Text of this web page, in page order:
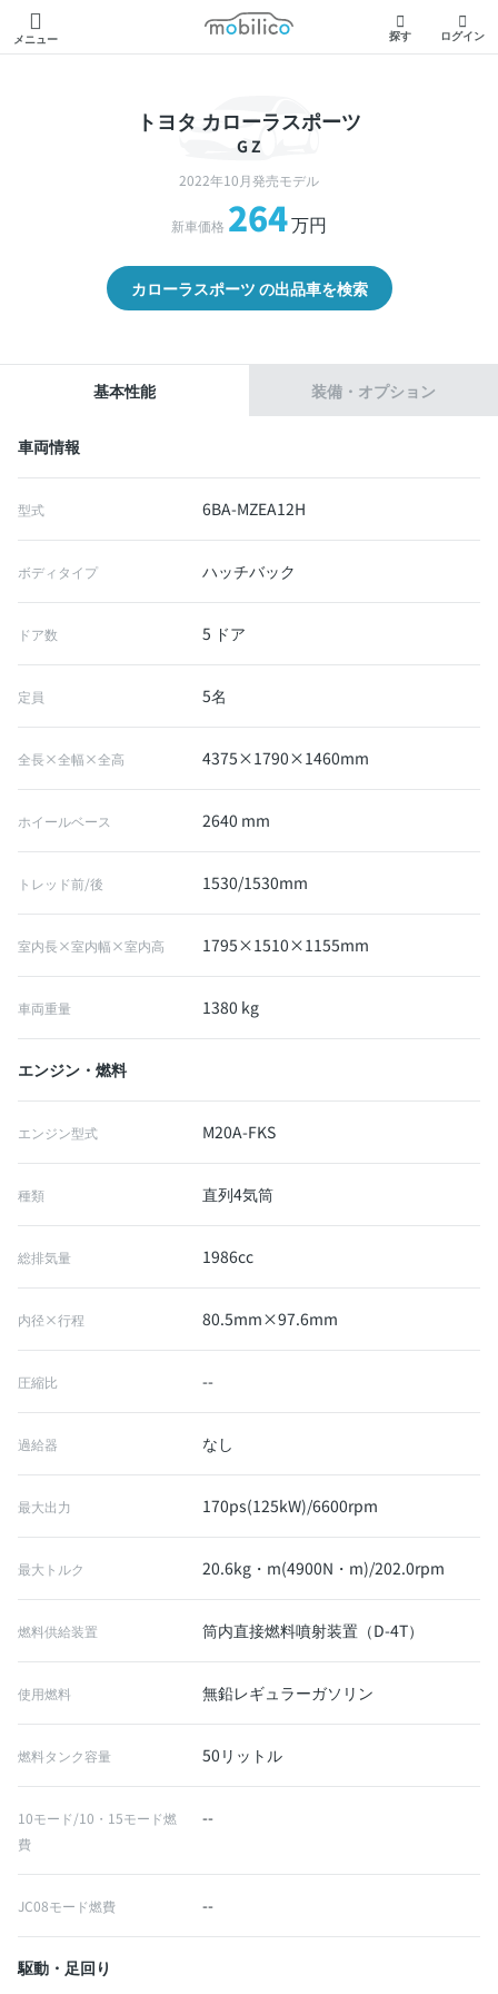
メニュー
モビリコ
探す ログイン
トヨタ カローラスポーツ
G Z
2022年10月発売モデル
新車価格 264万円
カローラスポーツ の出品車を検索
基本性能 装備・オプション
車両情報
型式 6BA-MZEA12H
ボディタイプ ハッチバック
ドア数 5 ドア
定員 5名
全長×全幅×全高 4375×1790×1460mm
ホイールベース 2640 mm
トレッド前/後 1530/1530mm
室内長×室内幅×室内高 1795×1510×1155mm
車両重量 1380 kg
エンジン・燃料
エンジン型式 M20A-FKS
種類 直列4気筒
総排気量 1986cc
内径×行程 80.5mm×97.6mm
圧縮比 --
過給器 なし
最大出力 170ps(125kW)/6600rpm
最大トルク 20.6kg・m(4900N・m)/202.0rpm
燃料供給装置 筒内直接燃料噴射装置（D-4T）
使用燃料 無鉛レギュラーガソリン
燃料タンク容量 50リットル
10モード/10・15モード燃
費
--
JC08モード燃費 --
駆動・足回り